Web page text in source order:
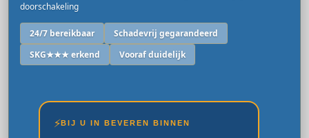
doorschakeling
24/7 bereikbaar
Schadevrij gegarandeerd
SKG★★★ erkend
Vooraf duidelijk
⚡BIJ U IN BEVEREN BINNEN